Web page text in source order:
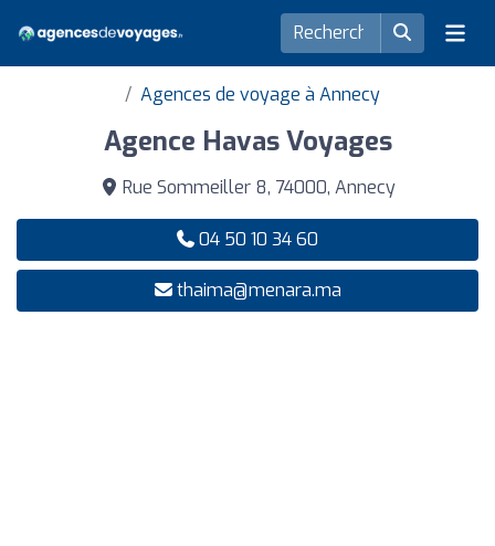
Agences de voyage à Annecy
Agence Havas Voyages
Rue Sommeiller 8, 74000, Annecy
04 50 10 34 60
thaima@menara.ma